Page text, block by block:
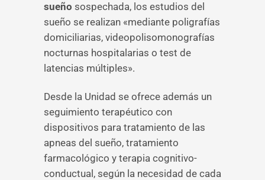
sueño sospechada, los estudios del
sueño se realizan «mediante poligrafías
domiciliarias, videopolisomonografías
nocturnas hospitalarias o test de
latencias múltiples».
Desde la Unidad se ofrece además un
seguimiento terapéutico con
dispositivos para tratamiento de las
apneas del sueño, tratamiento
farmacológico y terapia cognitivo-
conductual, según la necesidad de cada